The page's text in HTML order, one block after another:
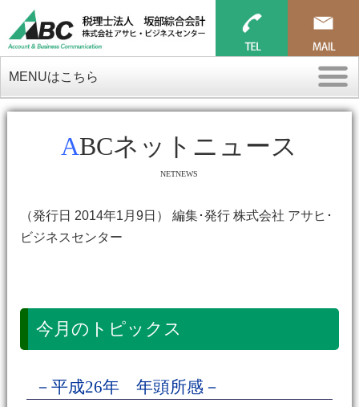
MENUはこちら
ABCネットニュース
NETNEWS
（発行日 2014年1月9日） 編集･発行 株式会社 アサヒ･
ビジネスセンター
今月のトピックス
－平成26年 年頭所感－